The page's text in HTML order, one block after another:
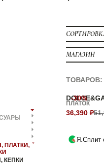
ПЛАТКИ,
КЕПКИ
МАГАЗИН
ТОВАРОВ:
-30%
ПЛАТОК
36,390 ₽
Я.Сплит